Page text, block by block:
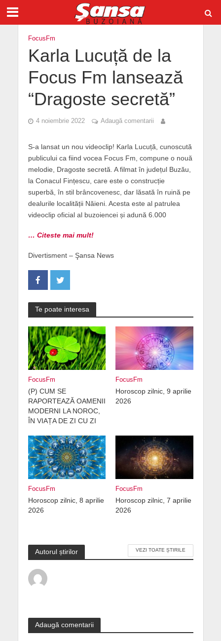
FocusFm
Karla Lucuță de la
Focus Fm lansează
“Dragoste secretă”
4 noiembrie 2022 Adaugă comentarii
S-a lansat un nou videoclip! Karla Lucuță, cunoscută
publicului ca fiind vocea Focus Fm, compune o nouă
melodie, Dragoste secretă. A filmat în județul Buzău,
la Conacul Fințescu, care este o construcție
superbă, în stil brâncovenesc, dar lăsată în ruină pe
dealurile localității Năieni. Acesta este al patrulea
videoclip oficial al buzoiencei și adună 6.000
… Citeste mai mult!
Divertisment – Şansa News
Te poate interesa
FocusFm
(P) CUM SE
RAPORTEAZĂ OAMENII
MODERNI LA NOROC,
ÎN VIAȚA DE ZI CU ZI
FocusFm
Horoscop zilnic, 9 aprilie
2026
FocusFm
Horoscop zilnic, 8 aprilie
2026
FocusFm
Horoscop zilnic, 7 aprilie
2026
Autorul știrilor VEZI TOATE ȘTIRILE
Adaugă comentarii